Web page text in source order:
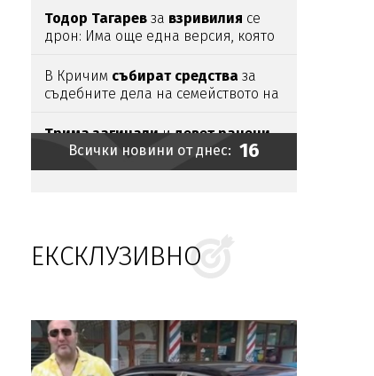
Тодор Тагарев за взривилия се
дрон: Има още една версия, която
В Кричим събират средства за
съдебните дела на семейството на
Трима загиналиидевет ранени
прируски атакив Източна
Украйна
Зеленски: Путинсе готви да
мобилизира още стотици
резервазаАбърдийн
Огнен ад:136 пожарапотушени за
Всички новини от днес: 16
ЕКСКЛУЗИВНО